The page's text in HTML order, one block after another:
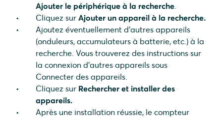
Ajouter le périphérique à la recherche.
Cliquez sur Ajouter un appareil à la recherche.
Ajoutez éventuellement d'autres appareils
(onduleurs, accumulateurs à batterie, etc.) à la
recherche. Vous trouverez des instructions sur
la connexion d'autres appareils sous
Connecter des appareils.
Cliquez sur Rechercher et installer des
appareils.
Après une installation réussie, le compteur